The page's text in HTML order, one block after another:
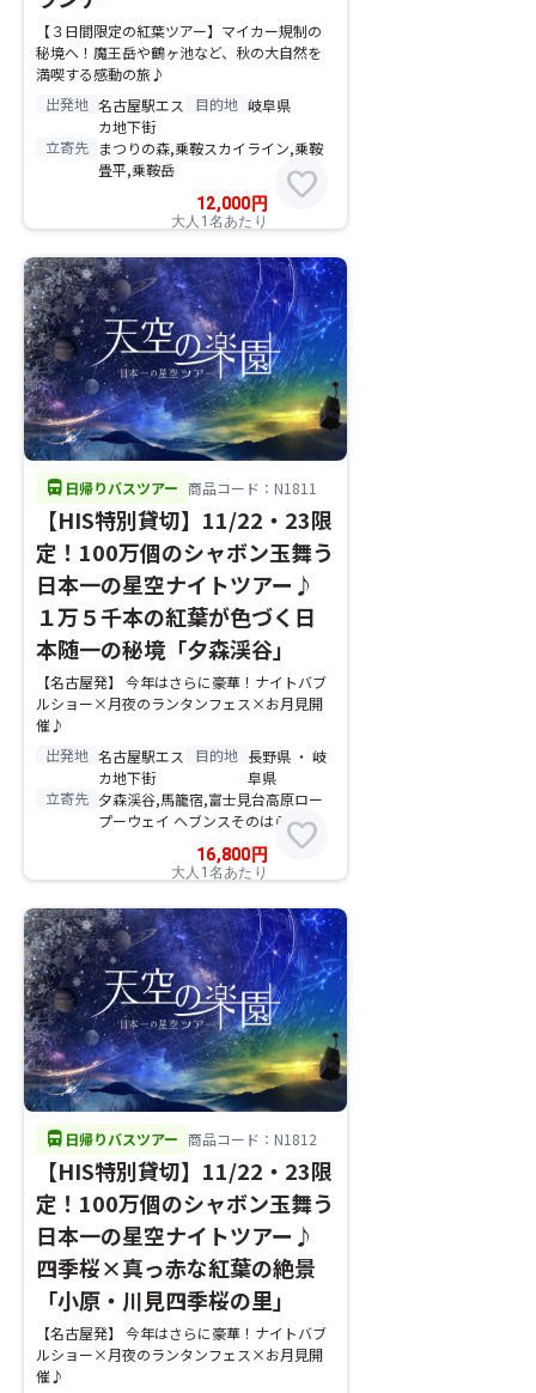
【３日間限定の紅葉ツアー】マイカー規制の
秘境へ！魔王岳や鶴ヶ池など、秋の大自然を
満喫する感動の旅♪
出発地 名古屋駅エス
カ地下街
目的地 岐阜県
立寄先 まつりの森,乗鞍スカイライン,乗鞍
畳平,乗鞍岳
12,000 円
大人1名あたり
favorite
directions_bus 日帰りバスツアー 商品コード：N1811
【HIS特別貸切】11/22・23限
定！100万個のシャボン玉舞う
日本一の星空ナイトツアー♪
１万５千本の紅葉が色づく日
本随一の秘境「夕森渓谷」
【名古屋発】 今年はさらに豪華！ナイトバブ
ルショー×月夜のランタンフェス×お月見開
催♪
出発地 名古屋駅エス
カ地下街
目的地 長野県 ・ 岐
阜県
立寄先 夕森渓谷,馬籠宿,富士見台高原ロー
プーウェイ ヘブンスそのはら
16,800 円
大人1名あたり
favorite
directions_bus 日帰りバスツアー 商品コード：N1812
【HIS特別貸切】11/22・23限
定！100万個のシャボン玉舞う
日本一の星空ナイトツアー♪
四季桜×真っ赤な紅葉の絶景
「小原・川見四季桜の里」
【名古屋発】 今年はさらに豪華！ナイトバブ
ルショー×月夜のランタンフェス×お月見開
催♪